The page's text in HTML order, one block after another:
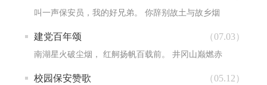
浮名...
叫一声保安员，我的好兄弟。 你辞别故土与故乡烟
火，奔赴一方岗位，扎根一隅平安。 日复一日站岗值
守，寒来...
建党百年颂 （07.03）
南湖星火破尘烟， 红舸扬帆百载前。 井冈山巅燃赤
焰， 宝塔山麓垦荒原。 御寇纾危酬壮志， 忠骨长眠山
校园保安赞歌 （05.12）